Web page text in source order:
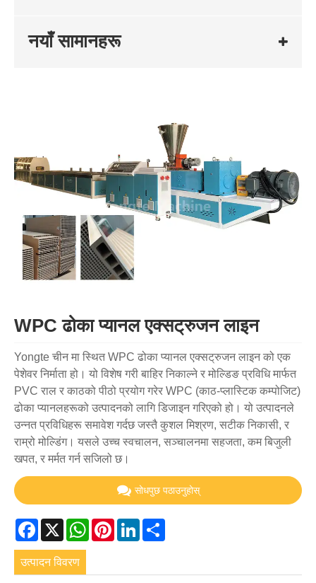
नयाँ सामानहरू
WPC ढोका प्यानल एक्सट्रुजन लाइन
Yongte चीन मा स्थित WPC ढोका प्यानल एक्सट्रुजन लाइन को एक
पेशेवर निर्माता हो। यो विशेष गरी बाहिर निकाल्ने र मोल्डिङ प्रविधि मार्फत
PVC राल र काठको पीठो प्रयोग गरेर WPC (काठ-प्लास्टिक कम्पोजिट)
​​ढोका प्यानलहरूको उत्पादनको लागि डिजाइन गरिएको हो। यो उत्पादनले
उन्नत प्रविधिहरू समावेश गर्दछ जस्तै कुशल मिश्रण, सटीक निकासी, र
राम्रो मोल्डिंग। यसले उच्च स्वचालन, सञ्चालनमा सहजता, कम बिजुली
खपत, र मर्मत गर्न सजिलो छ।
सोधपुछ पठाउनुहोस्
Facebook
X WhatsApp
PinterestLinkedIn
उत्पादन विवरण